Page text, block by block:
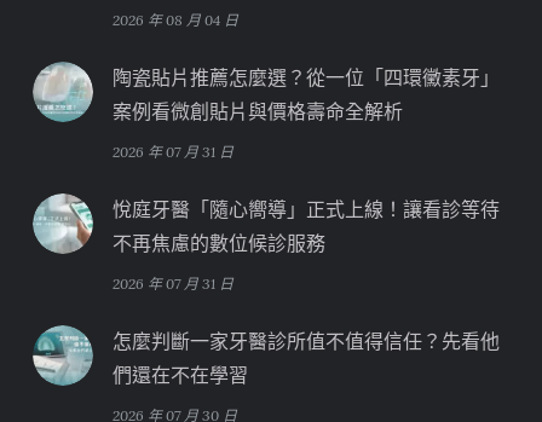
2026 年 08 月 04 日
陶瓷貼片推薦怎麼選？從一位「四環黴素牙」
案例看微創貼片與價格壽命全解析
2026 年 07 月 31 日
悅庭牙醫「隨心嚮導」正式上線！讓看診等待
不再焦慮的數位候診服務
2026 年 07 月 31 日
怎麼判斷一家牙醫診所值不值得信任？先看他
們還在不在學習
2026 年 07 月 30 日